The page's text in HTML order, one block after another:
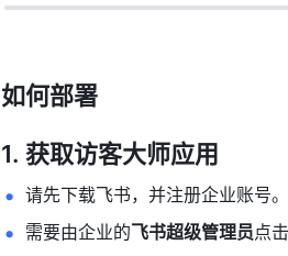
如何部署
获取访客大师应用
请先下载飞书，并注册企业账号
需要由企业的飞书超级管理员点击